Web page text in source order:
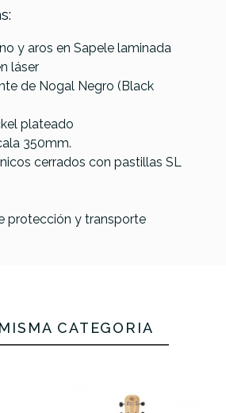
y aros en Sapele laminada
láser
de Nogal Negro (Black
plateado
350mm.
cerrados con pastillas SL
protección y transporte
LA-
S
High
Leho
MLUC-2M
Caoba en
dos tonos
Ukulele
C
High
CATEGORÍA